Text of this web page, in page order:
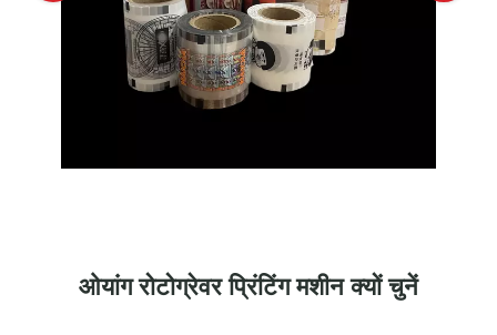
ओयांग रोटोग्रेवर प्रिंटिंग मशीन क्यों चुनें